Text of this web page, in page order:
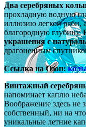
Два серебряных
прохладную водную
иллюзию легкой ряби,
благородную глубину.
украшения с
драгоценным
Ссылка на Озон:
Винтажный
напоминает каплю
Воображение здесь не
собственный, ни на
уникальные летние